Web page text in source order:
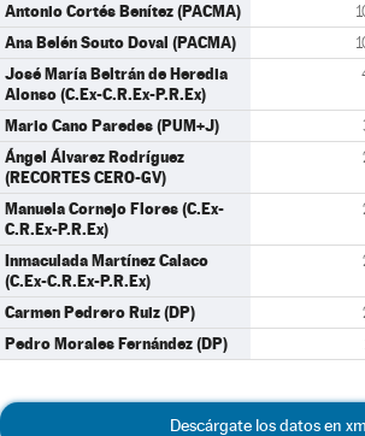
Antonio Cortés Benítez (PACMA)
Ana Belén Souto Doval (PACMA)
José María Beltrán de Heredia
Alonso (C.Ex-C.R.Ex-P.R.Ex)
Mario Cano Paredes (PUM+J)
Ángel Álvarez Rodríguez
(RECORTES CERO-GV)
Manuela Cornejo Flores (C.Ex-
C.R.Ex-P.R.Ex)
Inmaculada Martínez Calaco
(C.Ex-C.R.Ex-P.R.Ex)
Carmen Pedrero Ruiz (DP)
Pedro Morales Fernández (DP)
Descárgate los datos en